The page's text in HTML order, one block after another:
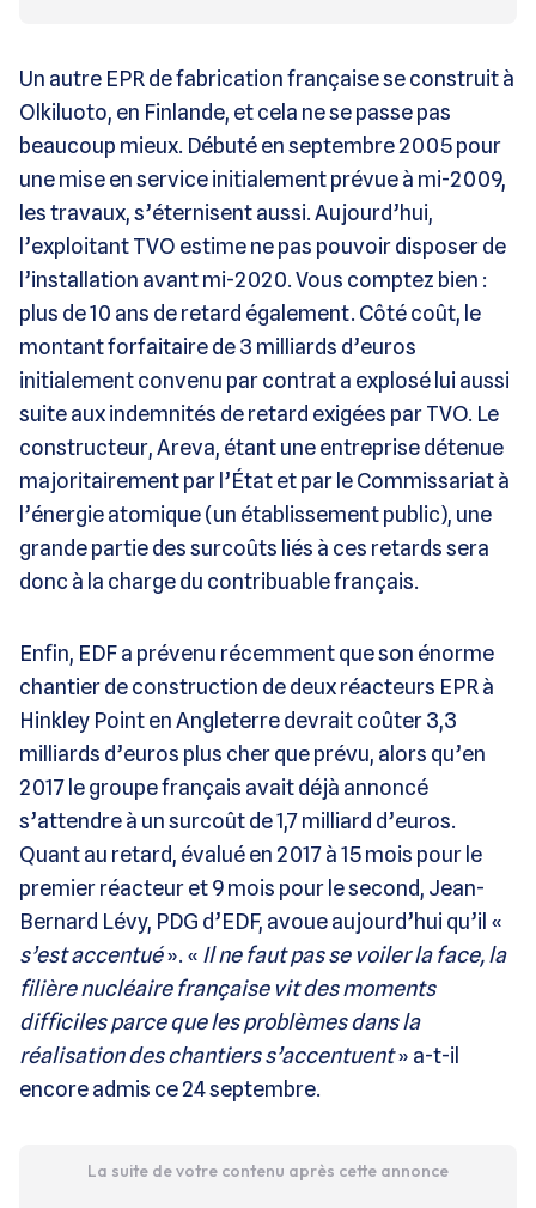
Un autre EPR de fabrication française se construit à
Olkiluoto, en Finlande, et cela ne se passe pas
beaucoup mieux. Débuté en septembre 2005 pour
une mise en service initialement prévue à mi-2009,
les travaux, s’éternisent aussi. Aujourd’hui,
l’exploitant TVO estime ne pas pouvoir disposer de
l’installation avant mi-2020. Vous comptez bien :
plus de 10 ans de retard également. Côté coût, le
montant forfaitaire de 3 milliards d’euros
initialement convenu par contrat a explosé lui aussi
suite aux indemnités de retard exigées par TVO. Le
constructeur, Areva, étant une entreprise détenue
majoritairement par l’État et par le Commissariat à
l’énergie atomique (un établissement public), une
grande partie des surcoûts liés à ces retards sera
donc à la charge du contribuable français.
Enfin, EDF a prévenu récemment que son énorme
chantier de construction de deux réacteurs EPR à
Hinkley Point en Angleterre devrait coûter 3,3
milliards d’euros plus cher que prévu, alors qu’en
2017 le groupe français avait déjà annoncé
s’attendre à un surcoût de 1,7 milliard d’euros.
Quant au retard, évalué en 2017 à 15 mois pour le
premier réacteur et 9 mois pour le second, Jean-
Bernard Lévy, PDG d’EDF, avoue aujourd’hui qu’il «
s’est accentué». « Il ne faut pas se voiler la face, la
filière nucléaire française vit des moments
difficiles parce que les problèmes dans la
réalisation des chantiers s’accentuent» a-t-il
encore admis ce 24 septembre.
La suite de votre contenu après cette annonce